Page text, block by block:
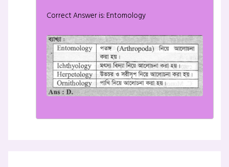
Correct Answer is: Entomology